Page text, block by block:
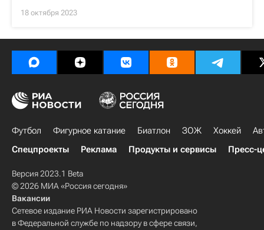
18 октября 2023
Футбол Фигурное катание Биатлон ЗОЖ Хоккей
Спецпроекты
Реклама Продукты и сервисы Пресс-
Версия 2023.1 Beta
© 2026 МИА «Россия сегодня»
Вакансии
Сетевое издание РИА Новости зарегистрировано
в Федеральной службе по надзору в сфере связи,